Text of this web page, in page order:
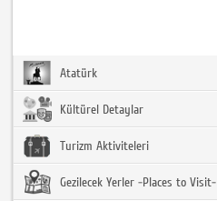
Atatürk
Kültürel Detaylar
Turizm Aktiviteleri
Gezilecek Yerler -Places to Visit-